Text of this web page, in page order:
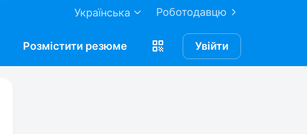
Роботодавцю
Українська
Розмістити резюме Увійти